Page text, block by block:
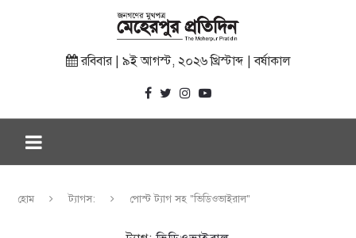
রবিবার | ৯ই আগস্ট, ২০২৬ খ্রিস্টাব্দ | বর্ষাকাল
হোম ট্যাগস: পোস্ট ট্যাগ সহ "ভিডিওভাইরাল"